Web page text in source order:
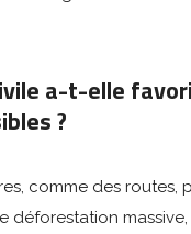
a-t-elle
?
comme des
déforestation